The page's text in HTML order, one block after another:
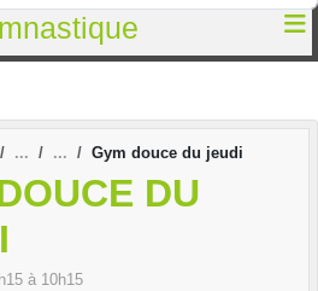
Gym douce du jeudi
DU
à 10h15